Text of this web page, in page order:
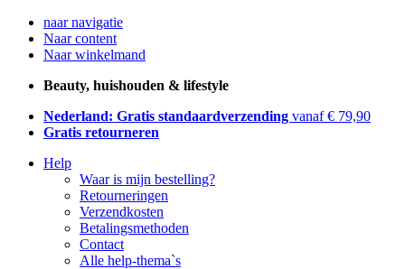
naar navigatie
Naar content
Naar winkelmand
Beauty, huishouden & lifestyle
Nederland: Gratis standaardverzending vanaf € 79,90
Gratis retourneren
Help
Waar is mijn bestelling?
Retourneringen
Verzendkosten
Betalingsmethoden
Contact
Alle help-thema`s